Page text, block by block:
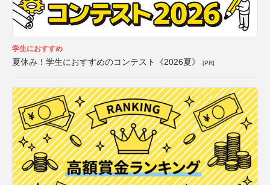
学生におすすめ
夏休み！学生におすすめのコンテスト《2026夏》 [PR]